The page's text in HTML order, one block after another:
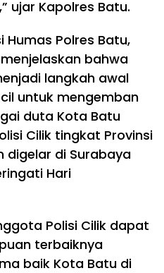
ujar Kapolres Batu.
Humas Polres Batu,
bahwa
langkah awal
untuk mengemban
duta Kota Batu
Cilik tingkat Provinsi
digelar di Surabaya
Hari
Polisi Cilik dapat
terbaiknya
baik Kota Batu di